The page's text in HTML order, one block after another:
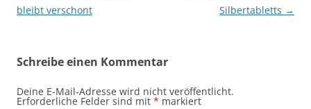
bleibt verschont
Silbertabletts →
Schreibe einen Kommentar
Deine E-Mail-Adresse wird nicht veröffentlicht.
Erforderliche Felder sind mit * markiert